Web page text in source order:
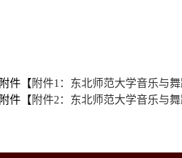
附件【 附件1：东北师范大学音乐与
附件【 附件2：东北师范大学音乐与